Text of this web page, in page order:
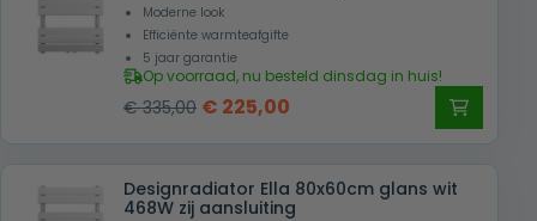
Moderne look
Efficiënte warmteafgifte
5 jaar garantie
Op voorraad, nu besteld dinsdag in huis!
€335,00 Oorspronkelijke
was:
€ 335,00.
€ 225,00
is:
€ 225,00.
Designradiator Ella 80x60cm glans wit
468W zij aansluiting